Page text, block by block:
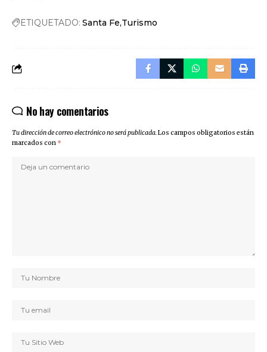
ETIQUETADO: Santa Fe Turismo
No hay comentarios
Tu dirección de correo electrónico no será publicada.Los campos obligatorios están
marcados con *